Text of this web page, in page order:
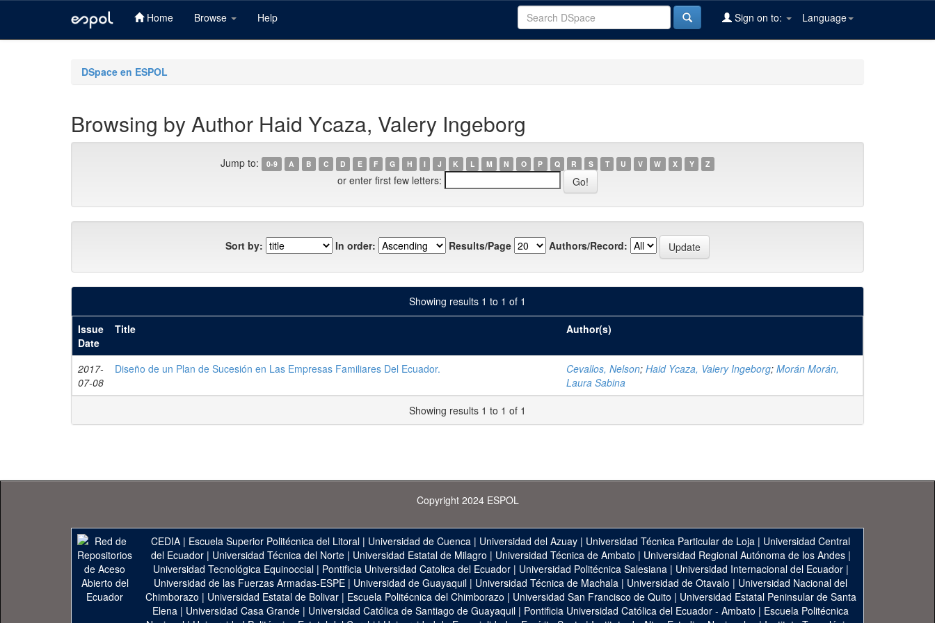
Home Browse Help Language
Sign on to:
DSpace en ESPOL
Browsing by Author Haid Ycaza, Valery Ingeborg
Jump to: 0-9 A B C D E F G H I J K L M N O P Q R S T U V W X Y Z
or enter first few letters:
Sort by: In order: Results/Page Authors/Record:
Showing results 1 to 1 of 1
Issue
Date
Title Author(s)
2017-
07-08
Diseño de un Plan de Sucesión en Las Empresas Familiares Del Ecuador. Cevallos, Nelson; Haid Ycaza, Valery Ingeborg; Morán Morán,
Laura Sabina
Showing results 1 to 1 of 1
Copyright 2024 ESPOL
CEDIA | Escuela Superior Politécnica del Litoral | Universidad de Cuenca | Universidad del Azuay | Universidad Técnica Particular de Loja | Universidad Central
del Ecuador| Universidad Técnica del Norte| Universidad Estatal de Milagro | Universidad Técnica de Ambato | Universidad Regional Autónoma de los Andes|
Universidad Tecnológica Equinoccial| Pontificia Universidad Catolica del Ecuador| Universidad Politécnica Salesiana| Universidad Internacional del Ecuador|
Universidad de las Fuerzas Armadas-ESPE | Universidad de Guayaquil | Universidad Técnica de Machala | Universidad de Otavalo | Universidad Nacional del
Chimborazo | Universidad Estatal de Bolivar| Escuela Politécnica del Chimborazo | Universidad San Francisco de Quito | Universidad Estatal Peninsular de Santa
Elena | Universidad Casa Grande | Universidad Católica de Santiago de Guayaquil | Pontificia Universidad Católica del Ecuador - Ambato | Escuela Politécnica